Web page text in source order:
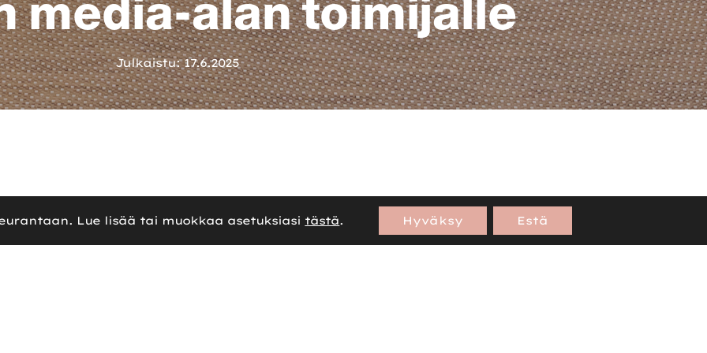
media-alan toimijalle
Julkaistu: 17.6.2025
sijaitsevan toimitilansa sisääntulokerroksen vastaamaan
brändiä ja työskentelytapoja.
antajana – siellä vastaanotetaan vierailijoita, järjestetään
Lue lisää tai muokkaa asetuksiasi tästä. Hyväksy Estä